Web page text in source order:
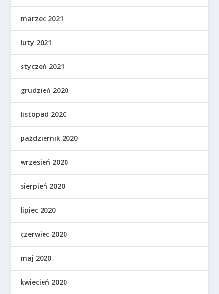
marzec 2021
luty 2021
styczeń 2021
grudzień 2020
listopad 2020
październik 2020
wrzesień 2020
sierpień 2020
lipiec 2020
czerwiec 2020
maj 2020
kwiecień 2020